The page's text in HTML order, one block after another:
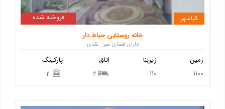
فروخته شده
کیاشهر
خانه روستایی حیاط دار
دارای فضای سبز - نقدی
پارکینگ
اتاق
2
زیربنا
110
زمین
1100